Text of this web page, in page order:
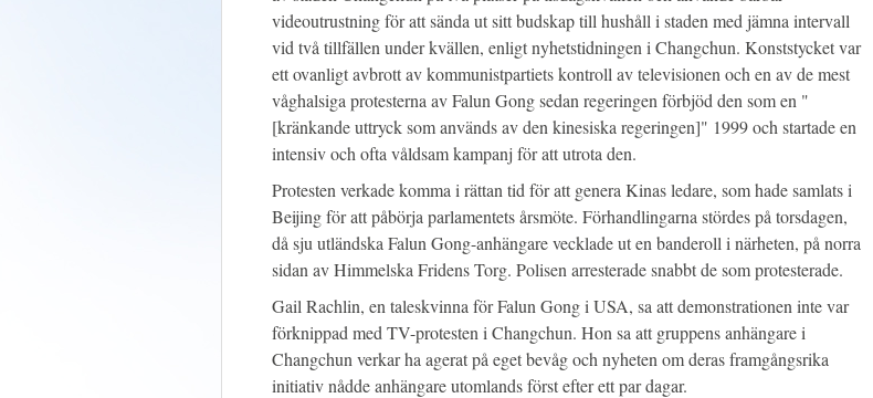
videoutrustning för att sända ut sitt budskap till hushåll i staden med jämna intervall
vid två tillfällen under kvällen, enligt nyhetstidningen i Changchun. Konststycket var
ett ovanligt avbrott av kommunistpartiets kontroll av televisionen och en av de mest
våghalsiga protesterna av Falun Gong sedan regeringen förbjöd den som en "
[kränkande uttryck som används av den kinesiska regeringen]" 1999 och startade en
intensiv och ofta våldsam kampanj för att utrota den.
Protesten verkade komma i rättan tid för att genera Kinas ledare, som hade samlats i
Beijing för att påbörja parlamentets årsmöte. Förhandlingarna stördes på torsdagen,
då sju utländska Falun Gong-anhängare vecklade ut en banderoll i närheten, på norra
sidan av Himmelska Fridens Torg. Polisen arresterade snabbt de som protesterade.
Gail Rachlin, en taleskvinna för Falun Gong i USA, sa att demonstrationen inte var
förknippad med TV-protesten i Changchun. Hon sa att gruppens anhängare i
Changchun verkar ha agerat på eget bevåg och nyheten om deras framgångsrika
initiativ nådde anhängare utomlands först efter ett par dagar.